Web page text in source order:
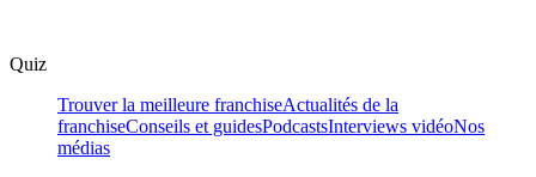
Quiz
Trouver la meilleure franchiseActualités de la
franchiseConseils et guidesPodcastsInterviews vidéoNos
médias